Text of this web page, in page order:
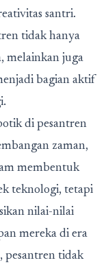
santri.
tidak hanya
melainkan juga
bagian aktif
di pesantren
zaman,
membentuk
teknologi, tetapi
nilai-nilai
mereka di era
pesantren tidak